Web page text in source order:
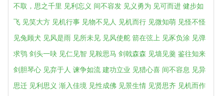
不取，思之千里 见利忘义 间不容发 见义勇为 见可而进 健步如
飞 见笑大方 见机行事 见物不见人 见机而行 见微知萌 见怪不怪
见兔顾犬 见风是雨 见所未见 见风使舵 箭在弦上 见豕负涂 见弹
求鸮 剑头一吷 见仁见智 见鞍思马 剑戟森森 见墙见羹 鉴往知来
剑胆琴心 见弃于人 谏争如流 建功立业 见猎心喜 间不容息 见异
思迁 见利思义 渐入佳境 见性成佛 见景生情 见贤思齐 见机而作